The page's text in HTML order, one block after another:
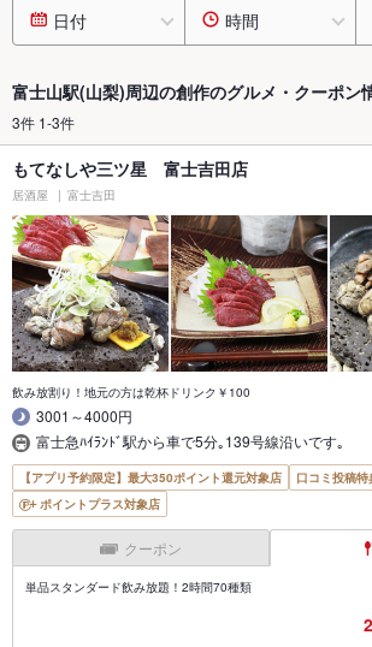
日付 時間
富士山駅(山梨)周辺の創作のグルメ・クーポン
3件 1-3件
もてなしや三ツ星 富士吉田店
居酒屋 富士吉田
飲み放割り！地元の方は乾杯ドリンク￥100
3001～4000円
富士急ﾊｲﾗﾝﾄﾞ駅から車で5分｡139号線沿いです｡
【アプリ予約限定】最大350ポイント還元対象店
口コミ投稿
ポイントプラス対象店
クーポン
単品スタンダード飲み放題！2時間70種類